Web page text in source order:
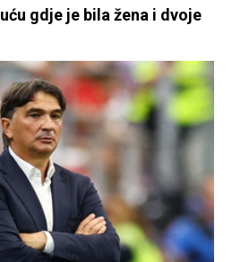
gdje je bila žena i dvoje